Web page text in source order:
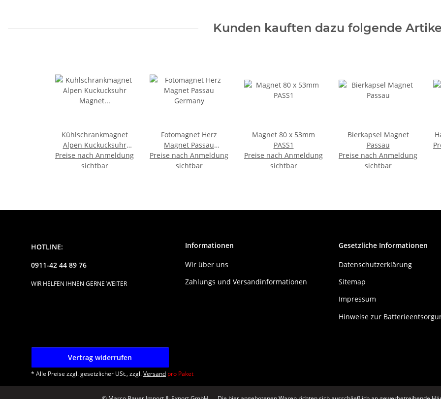
Kunden kauften dazu folgende
Kühlschrankmagnet
Alpen Kuckucksuhr
Magnet
Urlaubserinnerung
Preise nach Anmeldung
sichtbar
Fotomagnet Herz
Magnet Passau
Germany
Preise nach Anmeldung
sichtbar
Magnet 80 x 53mm
PASS1
Preise nach Anmeldung
sichtbar
Bierkapsel Magnet
Passau
Preise nach Anmeldung
sichtbar
HOTLINE:
0911-42 44 89 76
WIR HELFEN IHNEN GERNE WEITER
Informationen
Wir über uns
Zahlungs und Versandinformationen
Gesetzliche Informationen
Datenschutzerklärung
Sitemap
Impressum
Hinweise zur
Vertrag widerrufen
* Alle Preise zzgl. gesetzlicher USt., zzgl.Versand pro Paket